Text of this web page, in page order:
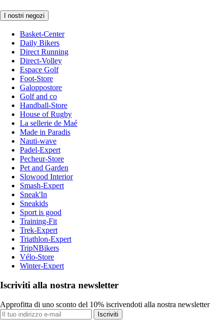
I nostri negozi
Basket-Center
Daily Bikers
Direct Running
Direct-Volley
Espace Golf
Foot-Store
Galoppostore
Golf and co
Handball-Store
House of Rugby
La sellerie de Maé
Made in Paradis
Nauti-wave
Padel-Expert
Pecheur-Store
Pet and Garden
Slowood Interior
Smash-Expert
Sneak'In
Sneakids
Sport is good
Training-Fit
Trek-Expert
Triathlon-Expert
TripNBikers
Vélo-Store
Winter-Expert
Iscriviti alla nostra newsletter
Approfitta di uno sconto del 10% iscrivendoti alla nostra newsletter
Iscriviti